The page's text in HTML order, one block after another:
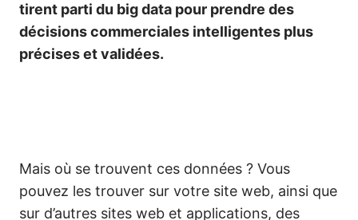
tirent parti du big data pour prendre des
décisions commerciales intelligentes plus
précises et validées.
Mais où se trouvent ces données ? Vous
pouvez les trouver sur votre site web, ainsi que
sur d’autres sites web et applications, des